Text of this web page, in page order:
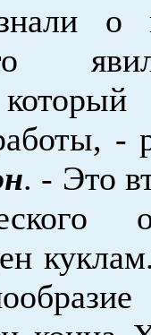
о
-
. - Это